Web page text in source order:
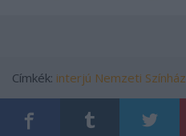
Címkék: interjú Nemzeti Színház